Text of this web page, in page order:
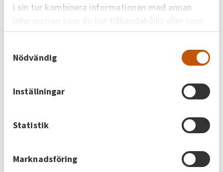
i sin tur kombinera informationen med annan
information som du har tillhandahållit eller som
de har samlat in när du har använt deras tjänster.
Nödvändig
Inställningar
Statistik
Marknadsföring
För att använda HAN-porten i din elmätare
formuläret på vår hemsida. Det är vanligt att du
behöver den vid installation av till exempel en
utrustning kräver RJ45 (HAN/NVE) eller RJ12 (P1).